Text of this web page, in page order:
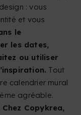
: vous
et vous
le
les dates,
ou utiliser
Tout
calendrier mural
agréable.
Chez Copykrea,